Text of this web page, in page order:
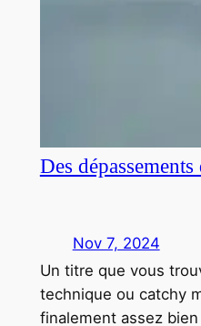
Des
Nov 7, 2024
Un titre que vous
technique ou catchy
finalement assez bien